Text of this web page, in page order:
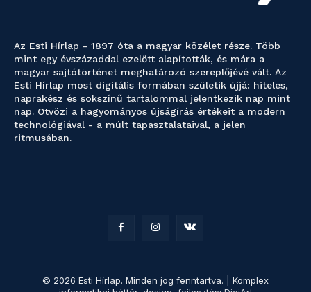
Az Esti Hírlap - 1897 óta a magyar közélet része. Több
mint egy évszázaddal ezelőtt alapították, és mára a
magyar sajtótörténet meghatározó szereplőjévé vált. Az
Esti Hírlap most digitális formában születik újjá: hiteles,
naprakész és sokszínű tartalommal jelentkezik nap mint
nap. Ötvözi a hagyományos újságírás értékeit a modern
technológiával - a múlt tapasztalataival, a jelen
ritmusában.
© 2026 Esti Hírlap. Minden jog fenntartva. | Komplex